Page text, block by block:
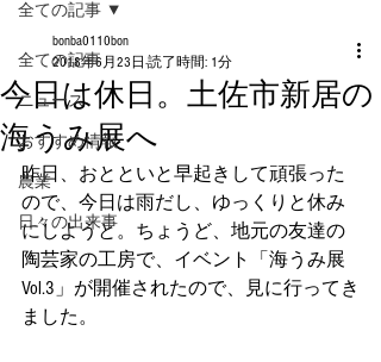
全ての記事
ニュース
おすすめ情報
農業
日々の出来事
全ての記事
今日は休日。土佐市新居の
海うみ展へ
bonba0110bon
2018年6月23日 読了時間: 1分
昨日、おとといと早起きして頑張った
ので、今日は雨だし、ゆっくりと休み
にしようと。ちょうど、地元の友達の
陶芸家の工房で、イベント「海うみ展
Vol.3」が開催されたので、見に行ってき
ました。